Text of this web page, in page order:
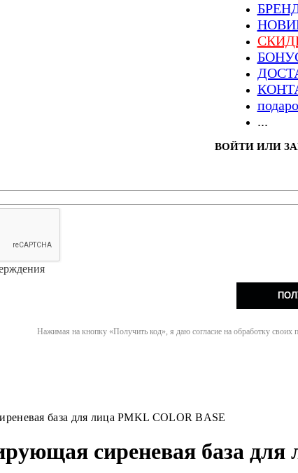
...
ВОЙТИ ИЛИ
Нажимая на кнопку «Получить код», я даю согласие на обработку своих
база для лица PMKL COLOR BASE
сиреневая база